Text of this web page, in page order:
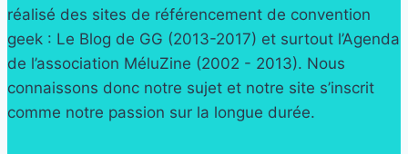
réalisé des sites de référencement de convention
geek : Le Blog de GG (2013-2017) et surtout l’Agenda
de l’association MéluZine (2002 - 2013). Nous
connaissons donc notre sujet et notre site s’inscrit
comme notre passion sur la longue durée.